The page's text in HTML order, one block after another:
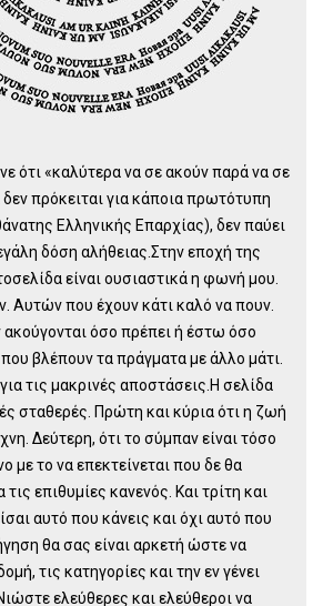
ότι «καλύτερα να σε ακούν παρά να σε
πρόκειται για κάποια πρωτότυπη
Ελληνικής Επαρχίας), δεν παύει
δόση αλήθειας.Στην εποχή της
είναι ουσιαστικά η φωνή μου.
Αυτών που έχουν κάτι καλό να πουν.
όσο πρέπει ή έστω όσο
βλέπουν τα πράγματα με άλλο μάτι.
τις μακρινές αποστάσεις.Η σελίδα
σταθερές. Πρώτη και κύρια ότι η ζωή
Δεύτερη, ότι το σύμπαν είναι τόσο
με το να επεκτείνεται που δε θα
επιθυμίες κανενός. Και τρίτη και
αυτό που κάνεις και όχι αυτό που
θα σας είναι αρκετή ώστε να
τις κατηγορίες και την εν γένει
ελεύθερες και ελεύθεροι να